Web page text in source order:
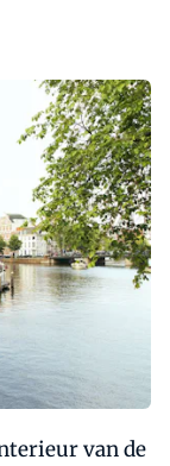
van de